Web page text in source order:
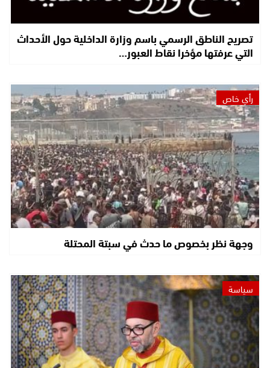
تصريح الناطق الرسمي باسم وزارة الداخلية حول الأحداث
التي عرفتها مؤخرا نقاط العبور…
رأي خاص
وجهة نظر بخصوص ما حدث في سبتة المحتلة
سياسة